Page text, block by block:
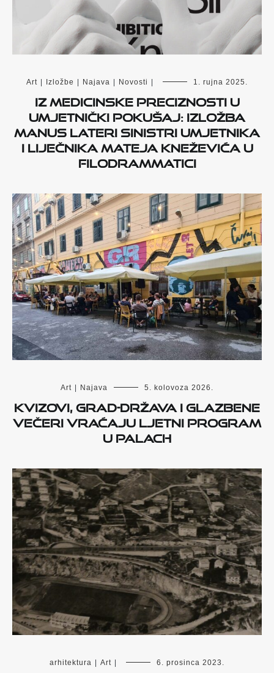
Art Izložbe Najava Novosti 1. rujna 2025.
Iz medicinske preciznosti u
umjetnički pokušaj: izložba
Manus Lateri Sinistri umjetnika
i liječnika Mateja Kneževića u
Filodrammatici
Art Najava 5. kolovoza 2026.
Kvizovi, Grad-država i glazbene
večeri vraćaju ljetni program
u Palach
arhitektura Art 6. prosinca 2023.